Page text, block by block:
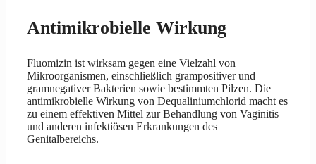
Antimikrobielle Wirkung
Fluomizin ist wirksam gegen eine Vielzahl von
Mikroorganismen, einschließlich grampositiver und
gramnegativer Bakterien sowie bestimmten Pilzen. Die
antimikrobielle Wirkung von Dequaliniumchlorid macht es
zu einem effektiven Mittel zur Behandlung von Vaginitis
und anderen infektiösen Erkrankungen des
Genitalbereichs.